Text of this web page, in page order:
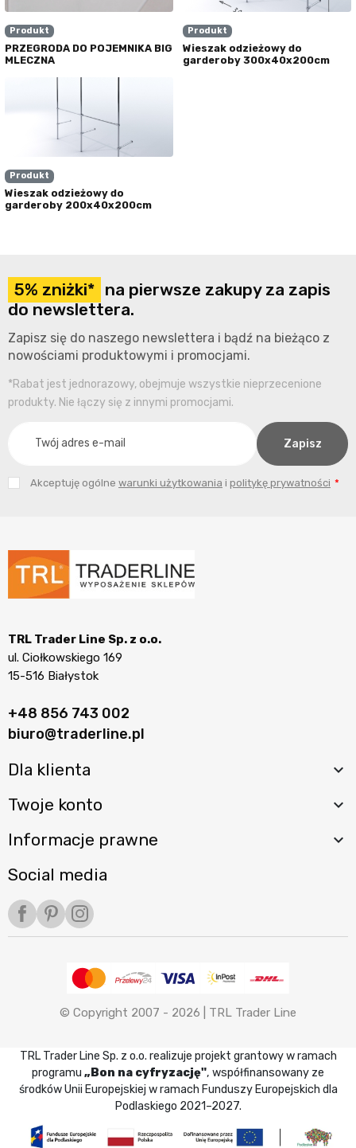
Produkt
PRZEGRODA DO POJEMNIKA BIG
MLECZNA
Produkt
Wieszak odzieżowy do
garderoby 300x40x200cm
Produkt
Wieszak odzieżowy do
garderoby 200x40x200cm
5% zniżki* na pierwsze zakupy za zapis
do newslettera.
Zapisz się do naszego newslettera i bądź na bieżąco z
nowościami produktowymi i promocjami.
*Rabat jest jednorazowy, obejmuje wszystkie nieprzecenione
produkty. Nie łączy się z innymi promocjami.
Akceptuję ogólne warunki użytkowania i politykę prywatności
TRL Trader Line Sp. z o.o.
ul. Ciołkowskiego 169
15-516 Białystok
+48 856 743 002
biuro@traderline.pl
Dla klienta 
Twoje konto 
Informacje prawne 
Social media
Facebook
PinterestInstagram
© Copyright 2007 - 2026 | TRL Trader Line
TRL Trader Line Sp. z o.o. realizuje projekt grantowy w ramach
programu „Bon na cyfryzację", współfinansowany ze
środków Unii Europejskiej w ramach Funduszy Europejskich dla
Podlaskiego 2021–2027.